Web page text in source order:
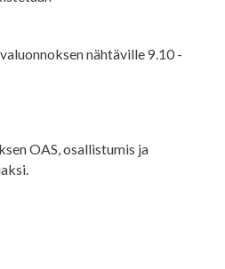
nähtäville 9.10 -
OAS, osallistumis ja